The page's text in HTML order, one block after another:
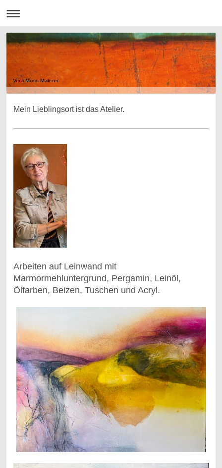
Vera Moss Malerei
Mein Lieblingsort ist das Atelier.
Arbeiten auf Leinwand mit
Marmormehluntergrund, Pergamin, Leinöl,
Ölfarben, Beizen, Tuschen und Acryl.